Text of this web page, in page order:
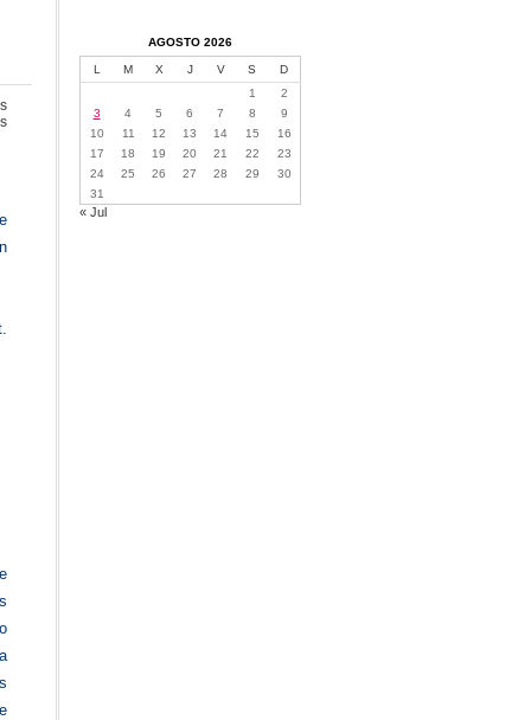
en
AGOSTO 2026
L M X J V S
D
1
2
3
4 5 6 7 8
9
10
11 12 13 14 15
16
17
18 19 20 21 22
23
24
25 26 27 28 29
30
31
« Jul